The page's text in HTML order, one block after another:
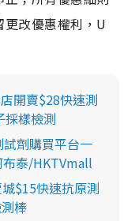
改優惠權利，U
開賣$28快速測
採樣檢測
試劑購買平台一
泰/HKTVmall
$15快速抗原測
棒